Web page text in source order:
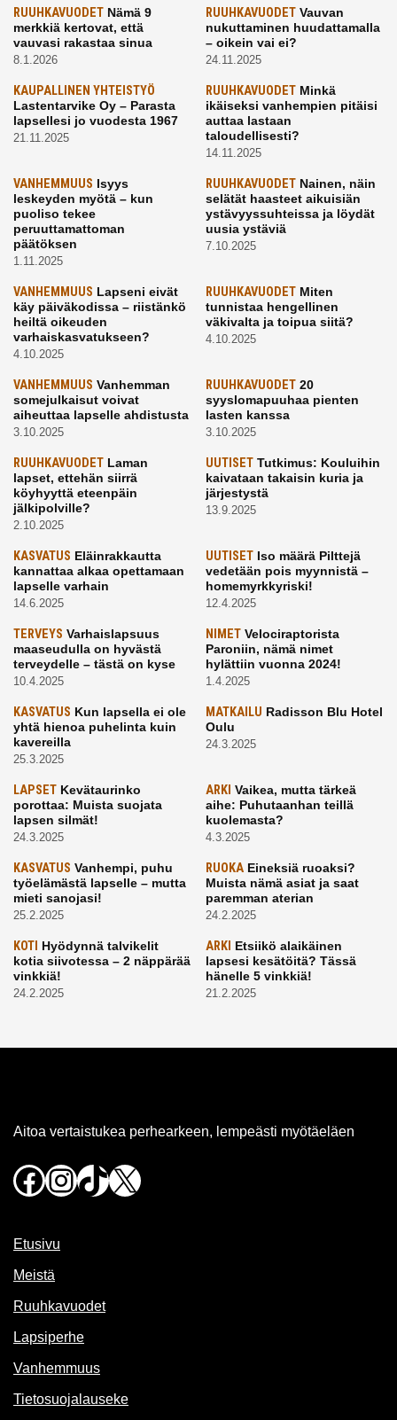
RUUHKAVUODET Nämä 9
merkkiä kertovat, että
vauvasi rakastaa sinua
8.1.2026
RUUHKAVUODETVauvan
nukuttaminen huudattamalla
– oikein vai ei?
24.11.2025
KAUPALLINEN YHTEISTYÖ
Lastentarvike Oy – Parasta
lapsellesi jo vuodesta 1967
21.11.2025
RUUHKAVUODETMinkä
ikäiseksi vanhempien pitäisi
auttaa lastaan
taloudellisesti?
14.11.2025
VANHEMMUUS Isyys
leskeyden myötä – kun
puoliso tekee
peruuttamattoman
päätöksen
1.11.2025
RUUHKAVUODETNainen, näin
selätät haasteet aikuisiän
ystävyyssuhteissa ja löydät
uusia ystäviä
7.10.2025
VANHEMMUUS Lapseni eivät
käy päiväkodissa – riistänkö
heiltä oikeuden
varhaiskasvatukseen?
4.10.2025
RUUHKAVUODETMiten
tunnistaa hengellinen
väkivalta ja toipua siitä?
4.10.2025
VANHEMMUUS Vanhemman
somejulkaisut voivat
aiheuttaa lapselle ahdistusta
3.10.2025
RUUHKAVUODET20
syyslomapuuhaa pienten
lasten kanssa
3.10.2025
RUUHKAVUODET Laman
lapset, ettehän siirrä
köyhyyttä eteenpäin
jälkipolville?
2.10.2025
UUTISETTutkimus: Kouluihin
kaivataan takaisin kuria ja
järjestystä
13.9.2025
KASVATUS Eläinrakkautta
kannattaa alkaa opettamaan
lapselle varhain
14.6.2025
UUTISETIso määrä Pilttejä
vedetään pois myynnistä –
homemyrkkyriski!
12.4.2025
TERVEYS Varhaislapsuus
maaseudulla on hyvästä
terveydelle – tästä on kyse
10.4.2025
NIMETVelociraptorista
Paroniin, nämä nimet
hylättiin vuonna 2024!
1.4.2025
KASVATUS Kun lapsella ei ole
yhtä hienoa puhelinta kuin
kavereilla
25.3.2025
MATKAILU Radisson Blu Hotel
Oulu
24.3.2025
LAPSET Kevätaurinko
porottaa: Muista suojata
lapsen silmät!
24.3.2025
ARKI Vaikea, mutta tärkeä
aihe: Puhutaanhan teillä
kuolemasta?
4.3.2025
KASVATUS Vanhempi, puhu
työelämästä lapselle – mutta
mieti sanojasi!
25.2.2025
RUOKAEineksiä ruoaksi?
Muista nämä asiat ja saat
paremman aterian
24.2.2025
KOTI Hyödynnä talvikelit
kotia siivotessa – 2 näppärää
vinkkiä!
24.2.2025
ARKI Etsiikö alaikäinen
lapsesi kesätöitä? Tässä
hänelle 5 vinkkiä!
21.2.2025
Aitoa vertaistukea perhearkeen, lempeästi myötäeläen
Facebook
Instagram
TikTok
X
Etusivu
Meistä
Ruuhkavuodet
Lapsiperhe
Vanhemmuus
Tietosuojalauseke